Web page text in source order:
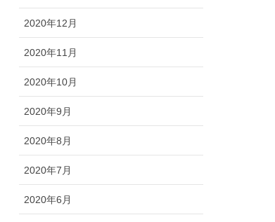
2020年12月
2020年11月
2020年10月
2020年9月
2020年8月
2020年7月
2020年6月